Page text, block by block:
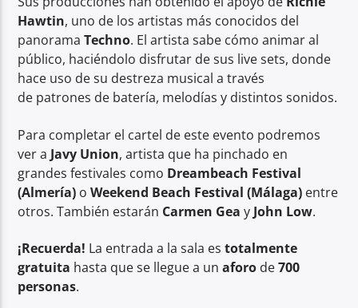
Hawtin, uno de los artistas más conocidos del
panoramaTechno. El artista sabe cómo animar al
público, haciéndolo disfrutar de sus live sets, donde
hace uso de su destreza musical a través
de patrones de batería, melodías y distintos sonidos.
Para completar el cartel de este evento podremos
ver a Javy Union, artista que ha pinchado en
grandes festivales como Dreambeach Festival
(Almería) oWeekend Beach Festival (Málaga) entre
otros. También estarán Carmen Gea y John Low.
¡Recuerda! La entrada a la sala estotalmente
gratuita hasta que se llegue a unaforo de700
personas.